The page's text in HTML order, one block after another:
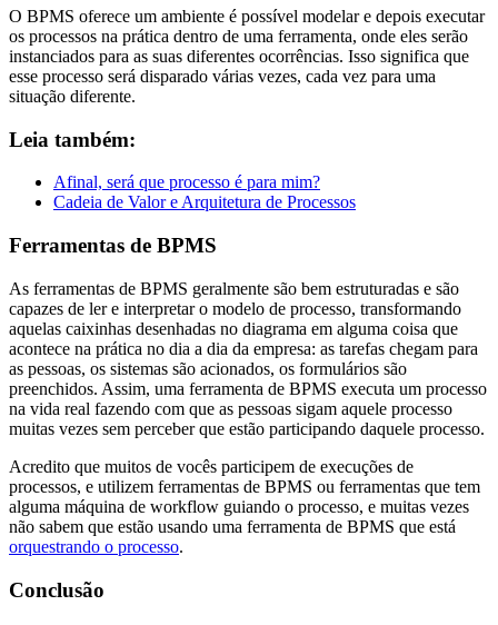
O BPMS oferece um ambiente é possível modelar e depois executar
os processos na prática dentro de uma ferramenta, onde eles serão
instanciados para as suas diferentes ocorrências. Isso significa que
esse processo será disparado várias vezes, cada vez para uma
situação diferente.
Leia também:
Afinal, será que processo é para mim?
Cadeia de Valor e Arquitetura de Processos
Ferramentas de BPMS
As ferramentas de BPMS geralmente são bem estruturadas e são
capazes de ler e interpretar o modelo de processo, transformando
aquelas caixinhas desenhadas no diagrama em alguma coisa que
acontece na prática no dia a dia da empresa: as tarefas chegam para
as pessoas, os sistemas são acionados, os formulários são
preenchidos. Assim, uma ferramenta de BPMS executa um processo
na vida real fazendo com que as pessoas sigam aquele processo
muitas vezes sem perceber que estão participando daquele processo.
Acredito que muitos de vocês participem de execuções de
processos, e utilizem ferramentas de BPMS ou ferramentas que tem
alguma máquina de workflow guiando o processo, e muitas vezes
não sabem que estão usando uma ferramenta de BPMS que está
orquestrando o processo.
Conclusão